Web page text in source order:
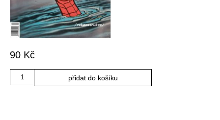
90 Kč
Množství
přidat do košíku